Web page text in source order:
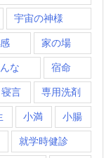
宇宙の神様
家の場
な 宿命
寝言 専用洗剤
小満 小腸
就学時健診